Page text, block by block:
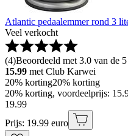
Atlantic pedaalemmer rond 3
Veel verkocht
(4)Beoordeeld met 3.0 van de
15.99 met Club Karwei
20% korting20% korting
20% korting, voordeelprijs:
19.99
Prijs: 19.99 euro